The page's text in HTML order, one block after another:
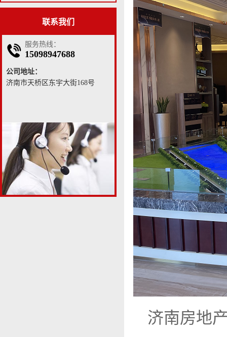
联系我们
服务热线：
15098947688
公司地址：
济南市天桥区东宇大街168号
济南房地